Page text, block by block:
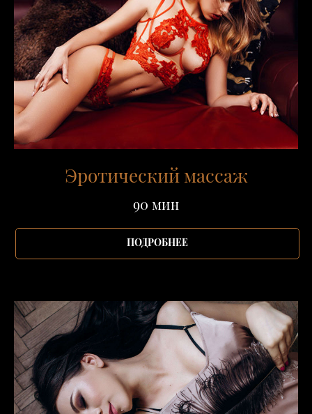
Эротический массаж
90 мин
ПОДРОБНЕЕ